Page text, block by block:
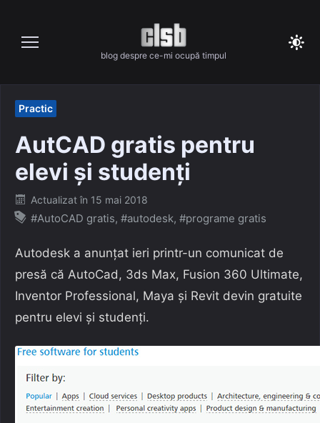
content
blog despre ce-mi ocupă timpul
Practic
AutCAD gratis pentru
elevi și studenți
Posted
on
Actualizat în 15 mai 2018
#AutoCAD gratis, #autodesk, #programe gratis
Autodesk a anunțat ieri printr-un comunicat de
presă că AutoCad, 3ds Max, Fusion 360 Ultimate,
Inventor Professional, Maya și Revit devin gratuite
pentru elevi și studenți.